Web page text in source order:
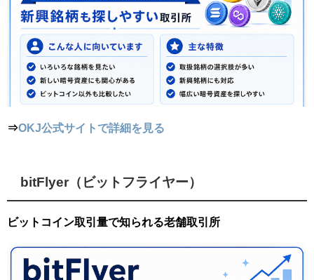
⇒OKJ公式サイトで詳細を見る
bitFlyer（ビットフライヤー）
ビットコイン取引量で知られる老舗取引所